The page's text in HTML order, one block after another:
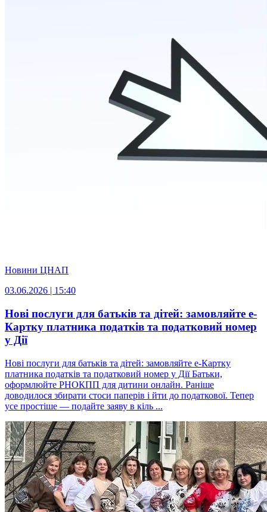
Новини ЦНАП
03.06.2026 | 15:40
Нові послуги для батьків та дітей: замовляйте е-
Картку платника податків та податковий номер
у Дії
Нові послуги для батьків та дітей: замовляйте е-Картку
платника податків та податковий номер у Дії Батьки,
оформлюйте РНОКПП для дитини онлайн. Раніше
доводилося збирати стоси паперів і йти до податкової. Тепер
усе простіше — подайте заяву в кіль ...